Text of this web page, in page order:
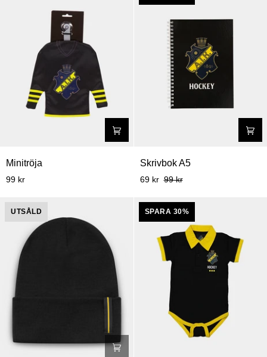
Minitröja
Minitröja
99 kr
Skrivbok
Skrivbok A5
69 kr 99 kr
UTSÅLD SPARA 30%